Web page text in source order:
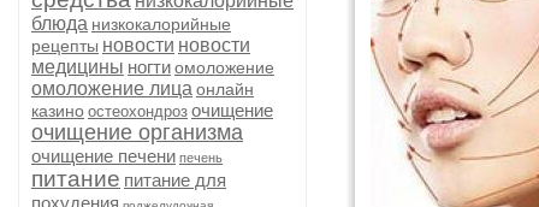
блюда низкокалорийные
рецепты новости новости
медицины ногтиомоложение
омоложение лица онлайн
казино остеохондроз очищение
очищение организма
очищение печени печень
питание питание для
похудения